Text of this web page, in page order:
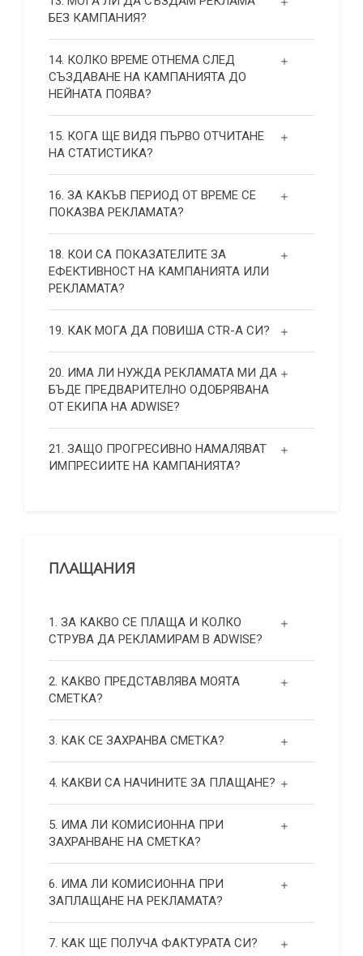
БЕЗ КАМПАНИЯ?
14. КОЛКО ВРЕМЕ ОТНЕМА СЛЕД
СЪЗДАВАНЕ НА КАМПАНИЯТА ДО
НЕЙНАТА ПОЯВА?
15. КОГА ЩЕ ВИДЯ ПЪРВО ОТЧИТАНЕ
НА СТАТИСТИКА?
16. ЗА КАКЪВ ПЕРИОД ОТ ВРЕМЕ СЕ
ПОКАЗВА РЕКЛАМАТА?
18. КОИ СА ПОКАЗАТЕЛИТЕ ЗА
ЕФЕКТИВНОСТ НА КАМПАНИЯТА ИЛИ
РЕКЛАМАТА?
19. КАК МОГА ДА ПОВИША СТR-А СИ?
20. ИМА ЛИ НУЖДА РЕКЛАМАТА МИ ДА
БЪДЕ ПРЕДВАРИТЕЛНО ОДОБРЯВАНА
ОТ ЕКИПА НА ADWISE?
21. ЗАЩО ПРОГРЕСИВНО НАМАЛЯВАТ
ИМПРЕСИИТЕ НА КАМПАНИЯТА?
ПЛАЩАНИЯ
1. ЗА КАКВО СЕ ПЛАЩА И КОЛКО
СТРУВА ДА РЕКЛАМИРАМ В ADWISE?
2. КАКВО ПРЕДСТАВЛЯВА МОЯТА
СМЕТКА?
3. КАК СЕ ЗАХРАНВА СМЕТКА?
4. КАКВИ СА НАЧИНИТЕ ЗА ПЛАЩАНЕ?
5. ИМА ЛИ КОМИСИОННА ПРИ
ЗАХРАНВАНЕ НА СМЕТКА?
6. ИМА ЛИ КОМИСИОННА ПРИ
ЗАПЛАЩАНЕ НА РЕКЛАМАТА?
7. КАК ЩЕ ПОЛУЧА ФАКТУРАТА СИ?